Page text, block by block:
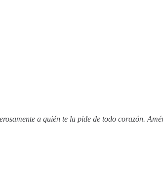
a quién te la pide de todo corazón.